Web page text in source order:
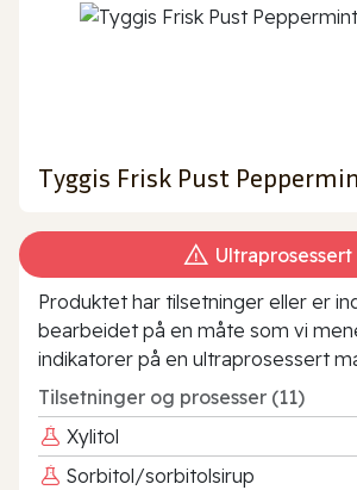
Tyggis Frisk Pust
Ultraprosessert
Produktet har tilsetninger eller er
bearbeidet på en måte som vi
indikatorer på en ultraprosessert
Tilsetninger og prosesser (11)
Xylitol
Sorbitol/sorbitolsirup